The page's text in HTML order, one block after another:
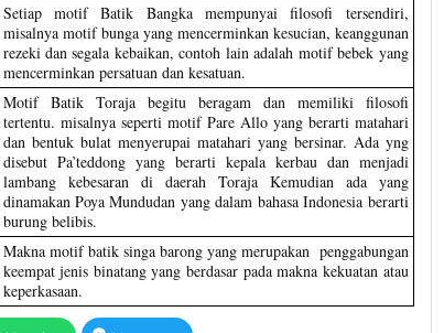
Setiap motif Batik Bangka mempunyai filosofi tersendiri,
misalnya motif bunga yang mencerminkan kesucian, keanggunan
rezeki dan segala kebaikan, contoh lain adalah motif bebek yang
mencerminkan persatuan dan kesatuan.
Motif Batik Toraja begitu beragam dan memiliki filosofi
tertentu. misalnya seperti motif Pare Allo yang berarti matahari
dan bentuk bulat menyerupai matahari yang bersinar. Ada yng
disebut Pa’teddong yang berarti kepala kerbau dan menjadi
lambang kebesaran di daerah Toraja Kemudian ada yang
dinamakan Poya Mundudan yang dalam bahasa Indonesia berarti
burung belibis.
Makna motif batik singa barong yang merupakan penggabungan
keempat jenis binatang yang berdasar pada makna kekuatan atau
keperkasaan.